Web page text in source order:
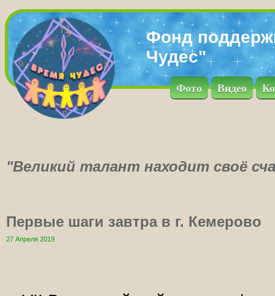
Фонд
Чудес"
Фото Видео
"Великий талант находит своё
Первые шаги завтра в г. Кемерово
27 Апреля 2019